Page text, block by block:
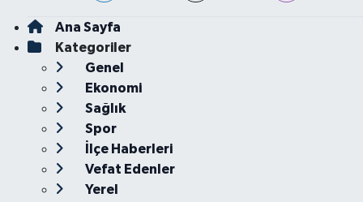
Ana Sayfa
Kategoriler
Genel
Ekonomi
Sağlık
Spor
İlçe Haberleri
Vefat Edenler
Yerel